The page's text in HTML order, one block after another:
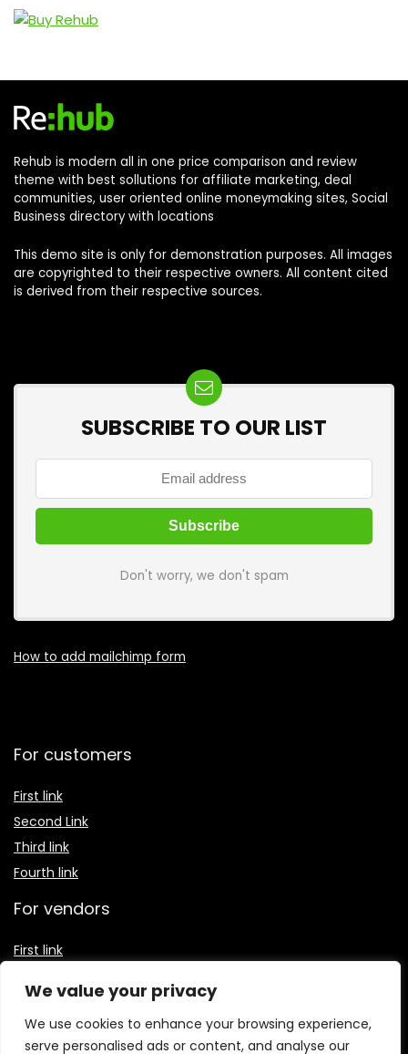
We value your privacy
We use cookies to enhance your browsing experience,
serve personalised ads or content, and analyse our
Rehub is modern all in one price comparison and review
theme with best sollutions for affiliate marketing, deal
communities, user oriented online moneymaking sites, Social
Business directory with locations
This demo site is only for demonstration purposes. All images
are copyrighted to their respective owners. All content cited
is derived from their respective sources.
SUBSCRIBE TO OUR LIST
Don't worry, we don't spam
How to add mailchimp form
For customers
First link
Second Link
Third link
Fourth link
For vendors
First link
Third link
Fourth link